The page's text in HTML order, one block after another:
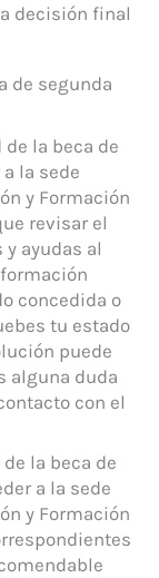
decisión final
de segunda
la beca de
la sede
y Formación
revisar el
ayudas al
concedida o
tu estado
puede
alguna duda
con el
la beca de
a la sede
y Formación